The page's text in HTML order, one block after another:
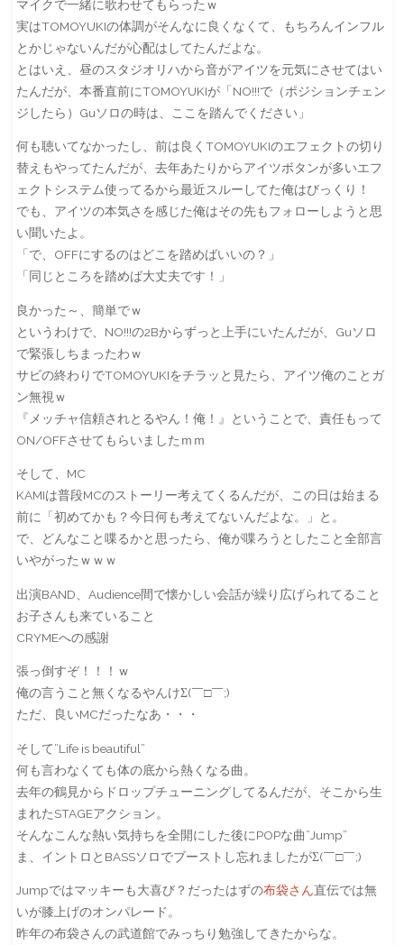
マイクで一緒に歌わせてもらったｗ
実はTOMOYUKIの体調がそんなに良くなくて、もちろんインフル
とかじゃないんだが心配はしてたんだよな。
とはいえ、昼のスタジオリハから音がアイツを元気にさせてはい
たんだが、本番直前にTOMOYUKIが「NO!!!で（ポジションチェン
ジしたら）Guソロの時は、ここを踏んでください」
何も聴いてなかったし、前は良くTOMOYUKIのエフェクトの切り
替えもやってたんだが、去年あたりからアイツボタンが多いエフ
ェクトシステム使ってるから最近スルーしてた俺はびっくり！
でも、アイツの本気さを感じた俺はその先もフォローしようと思
い聞いたよ。
「で、OFFにするのはどこを踏めばいいの？」
「同じところを踏めば大丈夫です！」
良かった～、簡単でｗ
というわけで、NO!!!の2Bからずっと上手にいたんだが、Guソロ
で緊張しちまったわｗ
サビの終わりでTOMOYUKIをチラッと見たら、アイツ俺のことガ
ン無視ｗ
『メッチャ信頼されとるやん！俺！』ということで、責任もって
ON/OFFさせてもらいましたｍｍ
そして、MC
KAMIは普段MCのストーリー考えてくるんだが、この日は始まる
前に「初めてかも？今日何も考えてないんだよな。」と。
で、どんなこと喋るかと思ったら、俺が喋ろうとしたこと全部言
いやがったｗｗｗ
出演BAND、Audience間で懐かしい会話が繰り広げられてること
お子さんも来ていること
CRYMEへの感謝
張っ倒すぞ！！！ｗ
俺の言うこと無くなるやんけΣ(￣□￣;)
ただ、良いMCだったなあ・・・
そして”Life is beautiful”
何も言わなくても体の底から熱くなる曲。
去年の鶴見からドロップチューニングしてるんだが、そこから生
まれたSTAGEアクション。
そんなこんな熱い気持ちを全開にした後にPOPな曲”Jump”
ま、イントロとBASSソロでブーストし忘れましたがΣ(￣□￣;)
Jumpではマッキーも大喜び？だったはずの布袋さん直伝では無
いが膝上げのオンパレード。
昨年の布袋さんの武道館でみっちり勉強してきたからな。